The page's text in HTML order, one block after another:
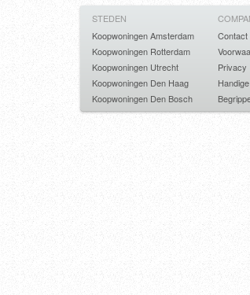
STEDEN
Koopwoningen Amsterdam
Koopwoningen Rotterdam
Koopwoningen Utrecht
Koopwoningen Den Haag
Koopwoningen Den Bosch
Contact
Privacy